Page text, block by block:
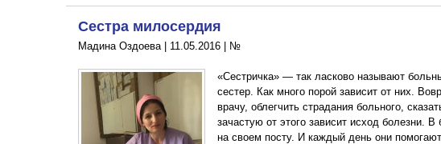
Сестра милосердия
Мадина Оздоева | 11.05.2016 | №
«Сестричка» — так ласково называют
сестер. Как много порой зависит от них.
врачу, облегчить страдания больного,
зачастую от этого зависит исход болезни. В
на своем посту. И каждый день они